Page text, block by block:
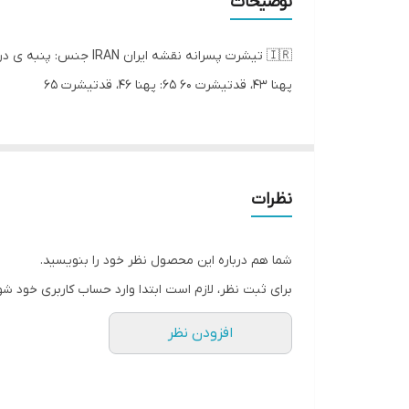
پهنا ۴۳، قدتیشرت ۶۰ ۶۵: پهنا ۴۶، قدتیشرت ۶۵
نظرات
شما هم درباره این محصول نظر خود را بنویسید.
برای ثبت نظر، لازم است ابتدا وارد حساب کاربری خود
افزودن نظر